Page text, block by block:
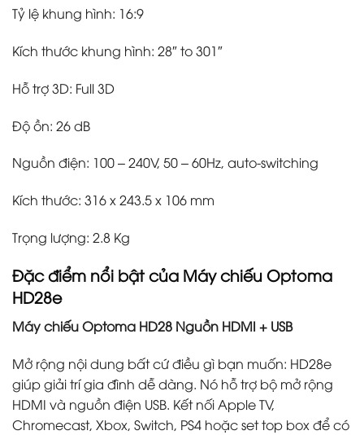
Tỷ lệ khung hình: 16:9
Kích thước khung hình: 28″ to 301″
Hỗ trợ 3D: Full 3D
Độ ồn: 26 dB
Nguồn điện: 100 – 240V, 50 – 60Hz, auto-switching
Kích thước: 316 x 243.5 x 106 mm
Trọng lượng: 2.8 Kg
Đặc điểm nổi bật của Máy chiếu Optoma
HD28e
Máy chiếu Optoma HD28 Nguồn HDMI + USB
Mở rộng nội dung bất cứ điều gì bạn muốn: HD28e
giúp giải trí gia đình dễ dàng. Nó hỗ trợ bộ mở rộng
HDMI và nguồn điện USB. Kết nối Apple TV,
Chromecast, Xbox, Switch, PS4 hoặc set top box để có